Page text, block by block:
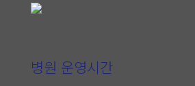
병원 운영시간